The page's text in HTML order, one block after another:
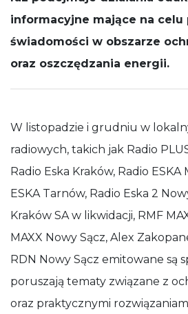
informacyjne mające na celu
świadomości w obszarze
oraz oszczędzania energii.
W listopadzie i grudniu w
radiowych, takich jak Radio
Radio Eska Kraków, Radio ESKA
ESKA Tarnów, Radio Eska 2
Kraków SA w likwidacji, RMF
MAXX Nowy Sącz, Alex
RDN Nowy Sącz emitowane są
poruszają tematy związane z
oraz praktycznymi